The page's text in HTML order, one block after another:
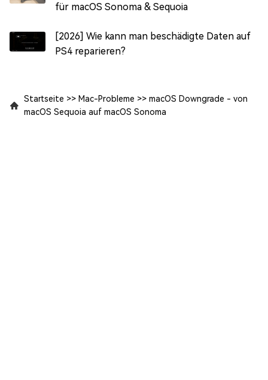
für macOS Sonoma & Sequoia
[2026] Wie kann man beschädigte Daten auf
PS4 reparieren?
Startseite >> Mac-Probleme >> macOS Downgrade - von
macOS Sequoia auf macOS Sonoma